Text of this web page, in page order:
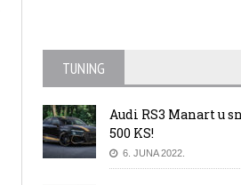
TUNING
Audi RS3 Manart u
500 KS!
6. JUNA 2022.